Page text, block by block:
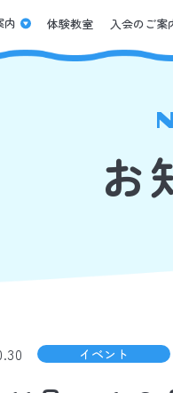
内 体験教室 入会のご案
お
イベント